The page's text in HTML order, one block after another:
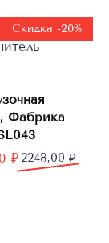
Скидка -20%
Фабрика
2248,00 ₽
₽